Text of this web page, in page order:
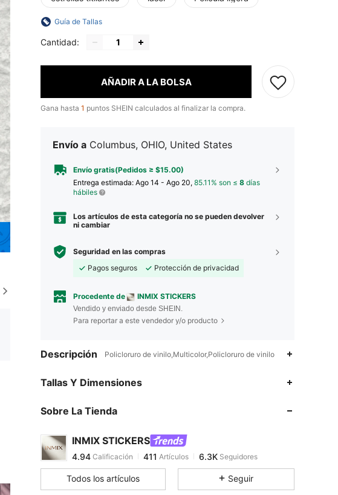
Guía de Tallas
Cantidad:
AÑADIR A LA BOLSA
Gana hasta 1 puntos SHEIN calculados al finalizar la compra.
Envío a Columbus, OHIO, United States
Envío gratis(Pedidos ≥ $15.00)
Entrega estimada: Ago 14 - Ago 20, 85.11% son ≤ 8 días
hábiles
Los artículos de esta categoría no se pueden devolver
ni cambiar
Seguridad en las compras
Pagos seguros
Protección de privacidad
Procedente de INMIX STICKERS
Vendido y enviado desde SHEIN.
Para reportar a este vendedor y/o producto
Descripción Policloruro de vinilo,Multicolor,Policloruro de vinilo
Tallas Y Dimensiones
Sobre La Tienda
INMIX STICKERS
4.94
4.94
411Artículos
1***8pagó Hace 1 día
4.94
Todos los artículos Seguir